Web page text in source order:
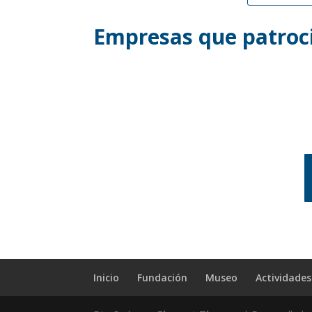
Empresas que
Inicio Fundación Museo Actividades